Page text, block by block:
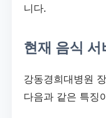
니다.
현재 음식
강동경희대병원
다음과 같은 특징